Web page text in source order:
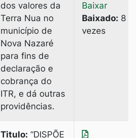
dos valores da
Terra Nua no
município de
Nova Nazaré
para fins de
declaração e
cobrança do
ITR, e dá outras
providências.
Baixar
Baixado: 8
vezes
Titulo: “DISPÕE